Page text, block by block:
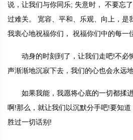
说，让我们与你同乐; 失意时， 不要忘
过难关。 宽容、平和、乐观、向上，是
我衷心地祝福你们， 祝福你们中的每一
动身的时刻到了，让我们走吧!不必
声渐渐地沉寂下去，我们的心也会永远地
如果我能，我愿将心底的一切都揉
啊!那么，就让我们以沉默分手吧!要知
胜过一切话别!